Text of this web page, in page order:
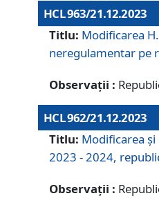
HCL 963/21.12.2023
Titlu: Modificarea
neregulamentar pe
Observații :
HCL 962/21.12.2023
Titlu: Modificarea
2023 - 2024,
Observații :